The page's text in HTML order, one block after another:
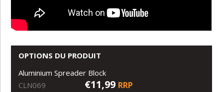
OPTIONS DU PRODUIT
Aluminium Spreader Block
CLN069
€11,99 RRP